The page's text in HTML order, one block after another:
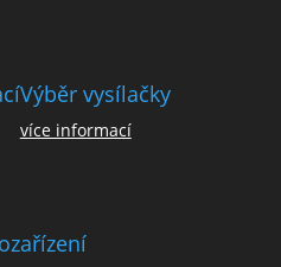
Výběr vysílačky
více informací